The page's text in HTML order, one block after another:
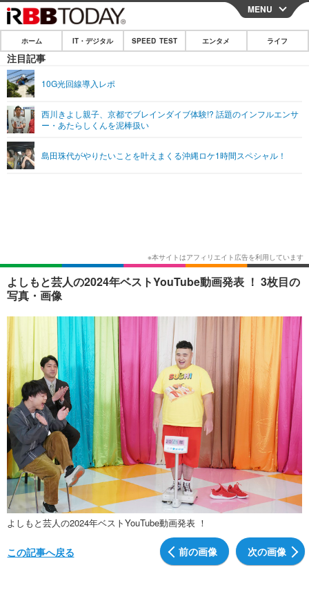
CLOSE
ホーム
IT・デジタル
ネタ
ショッピング その他
SPEED TEST
エンタメ
エンタメTOP 映画・ドラマ
ショッピング その他
ライフ
MENU
ホーム IT・デジタル SPEED TEST エンタメ ライフ
注目記事
10G光回線導入レポ
西川きよし親子、京都でブレインダイブ体験!? 話題のインフルエンサ
ー・あたらしくんを泥棒扱い
島田珠代がやりたいことを叶えまくる沖縄ロケ1時間スペシャル！
よしもと芸人の2024年ベストYouTube動画発表 ！ 3枚目の
写真・画像
よしもと芸人の2024年ベストYouTube動画発表 ！
前の画像 次の画像
この記事へ戻る